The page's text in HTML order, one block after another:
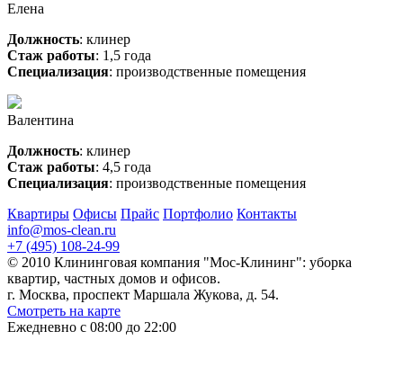
Елена
Должность: клинер
Стаж работы: 1,5 года
Специализация: производственные помещения
Валентина
Должность: клинер
Стаж работы: 4,5 года
Специализация: производственные помещения
Квартиры Офисы Прайс Портфолио Контакты
info@mos-clean.ru
+7 (495) 108-24-99
© 2010 Клининговая компания "Мос-Клининг": уборка
квартир, частных домов и офисов.
г. Москва, проспект Маршала Жукова, д. 54.
Смотреть на карте
Ежедневно с 08:00 до 22:00